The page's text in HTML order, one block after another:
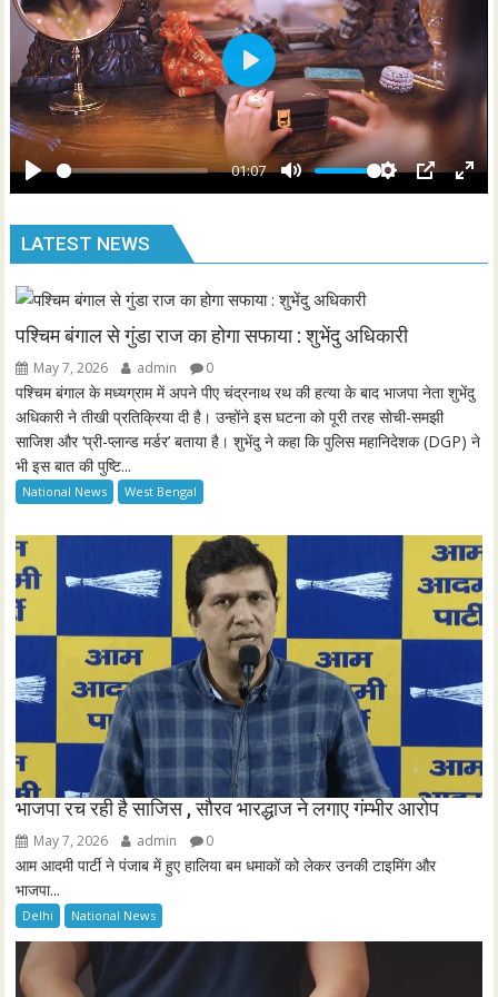
s
e
e
P
l
a
01:07
M
S
n
s
P
E
l
s
e
n
P
l
a
y
LATEST NEWS
पश्चिम बंगाल से गुंडा राज का होगा सफाया : शुभेंदु अधिकारी
May 7, 2026 admin 0
पश्चिम बंगाल के मध्यग्राम में अपने पीए चंद्रनाथ रथ की हत्या के बाद भाजपा नेता शुभेंदु
अधिकारी ने तीखी प्रतिक्रिया दी है। उन्होंने इस घटना को पूरी तरह सोची-समझी
साजिश और ‘प्री-प्लान्ड मर्डर’ बताया है। शुभेंदु ने कहा कि पुलिस महानिदेशक (DGP) ने
भी इस बात की पुष्टि...
National News West Bengal
भाजपा रच रही है साजिस , सौरव भारद्धाज ने लगाए गंम्भीर आरोप
May 7, 2026 admin 0
आम आदमी पार्टी ने पंजाब में हुए हालिया बम धमाकों को लेकर उनकी टाइमिंग और
भाजपा...
Delhi National News